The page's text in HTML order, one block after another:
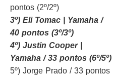
pontos (2º/2º)
3º) Eli Tomac | Yamaha /
40 pontos (3º/3º)
4º) Justin Cooper |
Yamaha / 33 pontos (6º/5º)
5º) Jorge Prado / 33 pontos